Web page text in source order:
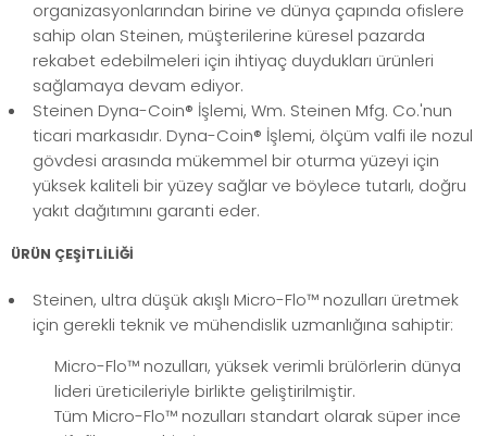
organizasyonlarından birine ve dünya çapında ofislere
sahip olan Steinen, müşterilerine küresel pazarda
rekabet edebilmeleri için ihtiyaç duydukları ürünleri
sağlamaya devam ediyor.
Steinen Dyna-Coin® İşlemi, Wm. Steinen Mfg. Co.'nun
ticari markasıdır. Dyna-Coin® İşlemi, ölçüm valfi ile nozul
gövdesi arasında mükemmel bir oturma yüzeyi için
yüksek kaliteli bir yüzey sağlar ve böylece tutarlı, doğru
yakıt dağıtımını garanti eder.
ÜRÜN ÇEŞİTLİLİĞİ
Steinen, ultra düşük akışlı Micro-Flo™ nozulları üretmek
için gerekli teknik ve mühendislik uzmanlığına sahiptir:
Micro-Flo™ nozulları, yüksek verimli brülörlerin dünya
lideri üreticileriyle birlikte geliştirilmiştir.
Tüm Micro-Flo™ nozulları standart olarak süper ince